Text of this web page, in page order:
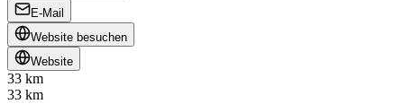
E-Mail
Website besuchen
Website
33 km
33 km